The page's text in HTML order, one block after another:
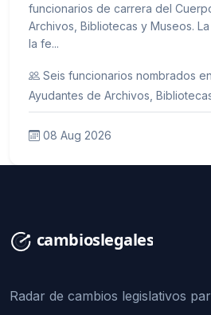
funcionarios de carrera del
Archivos, Bibliotecas y Museos.
la fe...
Seis funcionarios nombrados
Ayudantes de Archivos,
08 Aug 2026
Radar de cambios legislativos